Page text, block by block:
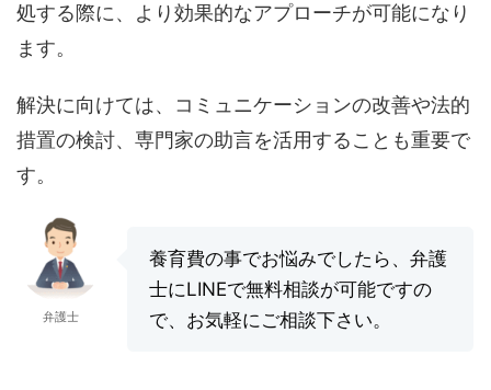
処する際に、より効果的なアプローチが可能になり
ます。
解決に向けては、コミュニケーションの改善や法的
措置の検討、専門家の助言を活用することも重要で
す。
弁護士
養育費の事でお悩みでしたら、弁護
士にLINEで無料相談が可能ですの
で、お気軽にご相談下さい。